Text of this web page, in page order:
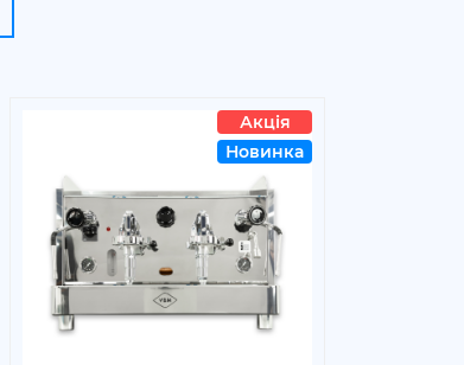
Акція
Новинка